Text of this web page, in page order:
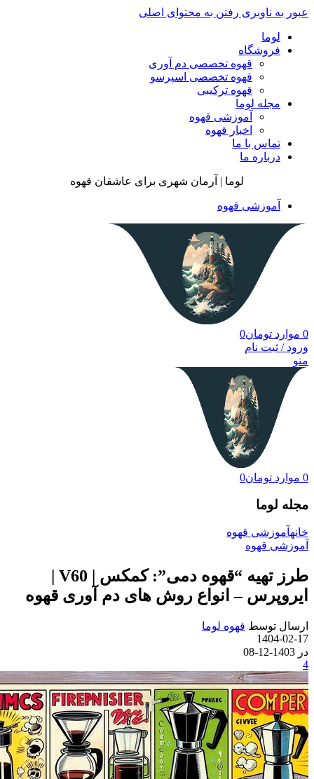
عبور به ناوبری رفتن به محتوای اصلی
لوما
فروشگاه
قهوه تخصصی دم آوری
قهوه تخصصی اسپرسو
قهوه ترکیبی
مجله لوما
آموزشی قهوه
اخبار قهوه
تماس با ما
درباره ما
لوما | آرمان شهری برای عاشقان قهوه
آموزشی قهوه
0 موارد تومان0
ورود / ثبت نام
منو
0 موارد تومان0
مجله لوما
خانهآموزشی قهوه
آموزشی قهوه
ایروپرس – انواع روش های دم آوری قهوه
ارسال توسط قهوه لوما
1404-02-17
در 1403-12-08
4